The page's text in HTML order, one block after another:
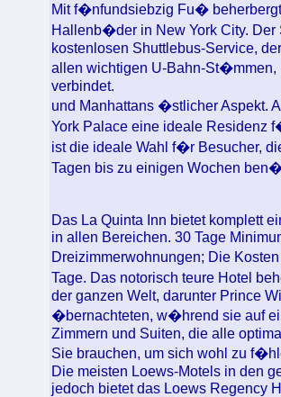
Mit f�nfundsiebzig Fu�
Hallenb�der in New York City.
kostenlosen Shuttlebus-Service,
allen wichtigen U-Bahn-St�mmen,
verbindet.
und Manhattans �stlicher Aspekt.
York Palace eine ideale Residenz
ist die ideale Wahl f�r Besucher,
Tagen bis zu einigen Wochen
Das La Quinta Inn bietet komplett
in allen Bereichen. 30 Tage
Dreizimmerwohnungen; Die
Tage. Das notorisch teure Hotel
der ganzen Welt, darunter Prince
�bernachteten, w�hrend sie auf
Zimmern und Suiten, die alle
Sie brauchen, um sich wohl zu
Die meisten Loews-Motels in den
jedoch bietet das Loews Regency